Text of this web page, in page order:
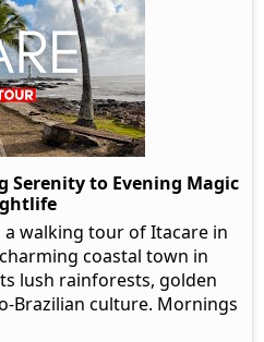
Serenity to Evening Magic
a walking tour of Itacare in
coastal town in
lush rainforests, golden
Brazilian culture. Mornings